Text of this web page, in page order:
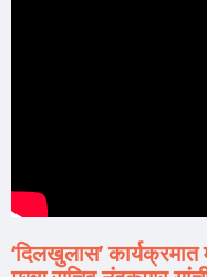
‘दिलखुलास’